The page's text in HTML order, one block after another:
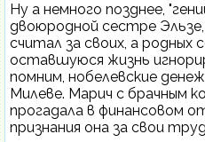
Ну а немного позднее,
двоюродной сестре
считал за своих, а родных
оставшуюся жизнь
помним, нобелевские
Милеве. Марич с брачным
прогадала в финансовом
признания она за свои